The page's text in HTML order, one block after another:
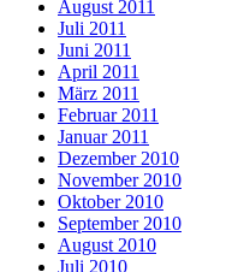
August 2011
Juli 2011
Juni 2011
April 2011
März 2011
Februar 2011
Januar 2011
Dezember 2010
November 2010
Oktober 2010
September 2010
August 2010
Juli 2010